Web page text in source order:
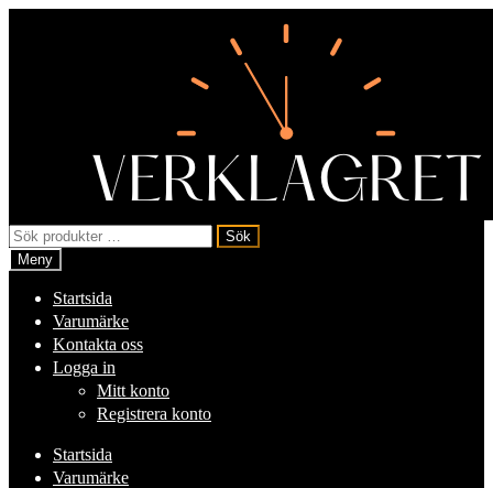
Sök
efter:
Sök
Meny
Startsida
Varumärke
Kontakta oss
Logga in
Mitt konto
Registrera konto
Startsida
Varumärke